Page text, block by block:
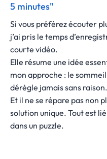
5 minutes"
Si vous préférez écouter
j’ai pris le temps
courte vidéo.
Elle résume une idée
mon approche : le sommeil
dérègle jamais sans raison.
Et il ne se répare pas non
solution unique. Tout est
dans un puzzle.